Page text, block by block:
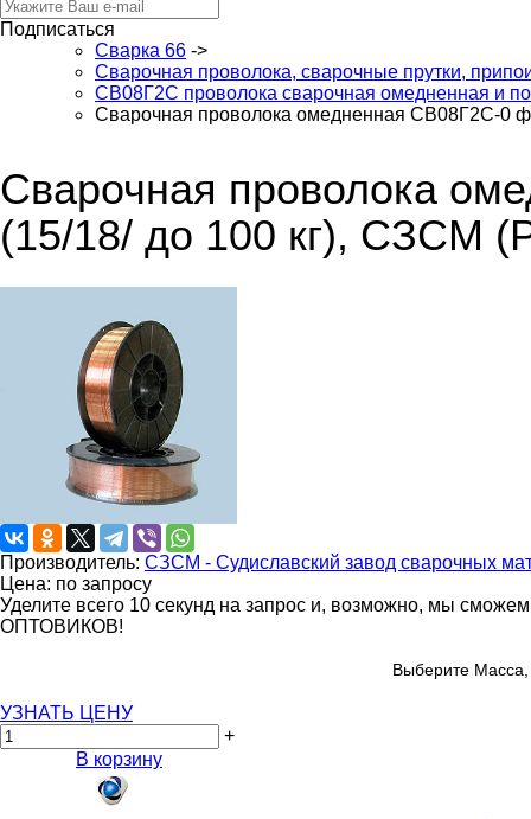
Подписаться
Сварка 66 ->
Сварочная проволока, сварочные прутки,
СВ08Г2С проволока сварочная омедненная и
Сварочная проволока омедненная СВ08Г2С-0
Сварочная проволока
(15/18/ до 100 кг), СЗСМ
Производитель: СЗСМ - Судиславский завод сварочных
Цена: по запросу
Уделите всего 10 секунд на запрос и, возможно, мы
ОПТОВИКОВ!
Выберите Масса,
УЗНАТЬ ЦЕНУ
+
В корзину